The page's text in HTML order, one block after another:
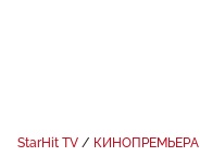
StarHit TV КИНОПРЕМЬЕРА